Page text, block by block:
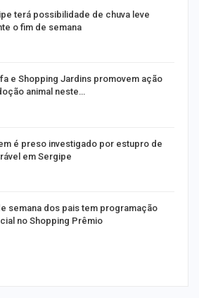
terá possibilidade de chuva leve
o fim de semana
e Shopping Jardins promovem ação
animal neste…
é preso investigado por estupro de
em Sergipe
semana dos pais tem programação
no Shopping Prêmio